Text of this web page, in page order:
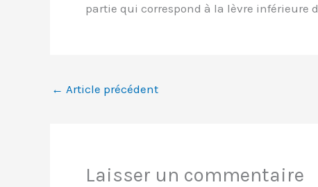
partie qui correspond à la lèvre inférieure
← Article précédent
Laisser un commentaire